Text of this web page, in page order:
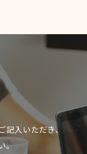
記入いただき、
。